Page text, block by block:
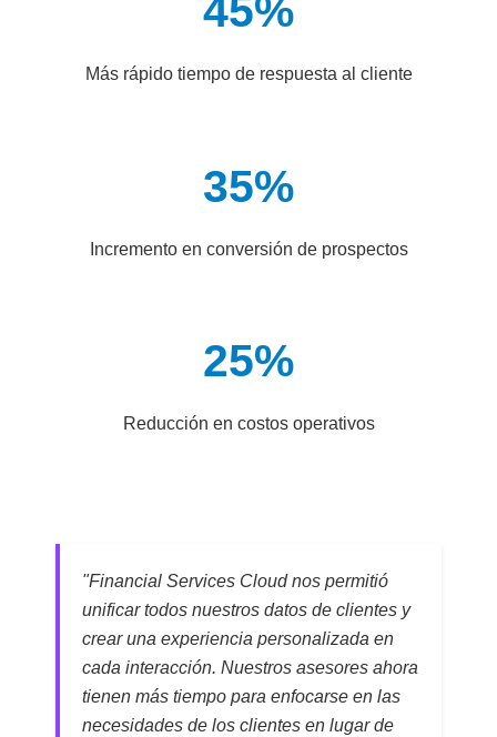
45%
Más rápido tiempo de respuesta al cliente
35%
Incremento en conversión de prospectos
25%
Reducción en costos operativos
"Financial Services Cloud nos permitió
unificar todos nuestros datos de clientes y
crear una experiencia personalizada en
cada interacción. Nuestros asesores ahora
tienen más tiempo para enfocarse en las
necesidades de los clientes en lugar de